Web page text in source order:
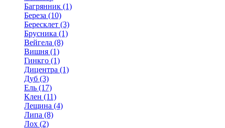
Багрянник (1)
Береза (10)
Бересклет (3)
Брусника (1)
Вейгела (8)
Вишня (1)
Гинкго (1)
Дицентра (1)
Дуб (3)
Ель (17)
Клен (11)
Лещина (4)
Липа (8)
Лох (2)